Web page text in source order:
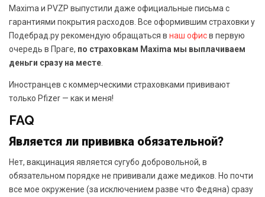
Maxima и PVZP выпустили даже официальные письма с
гарантиями покрытия расходов. Все оформившим страховки у
Подебрад.ру рекомендую обращаться в наш офисв первую
очередь в Праге, по страховкам Maxima мы выплачиваем
деньги сразу на месте
Иностранцев с коммерческими страховками прививают
только Pfizer — как и меня!
FAQ
Является ли прививка обязательной?
Нет, вакцинация является сугубо добровольной, в
обязательном порядке не прививали даже медиков. Но почти
все мое окружение (за исключением разве что Федяна) сразу